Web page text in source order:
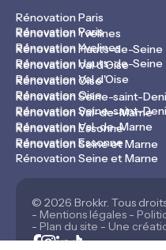
Rénovation Paris
Rénovation Paris
Rénovation Yvelines
Rénovation Yvelines
Rénovation Hauts-de-Seine
Rénovation Hauts-de-Seine
Rénovation Val d'Oise
Rénovation Val d'Oise
Rénovation Oise
Rénovation Oise
Rénovation Seine-saint-
Rénovation Seine-saint-
Rénovation Val-de-Marne
Rénovation Val-de-Marne
Rénovation Essonne
Rénovation Essonne
Rénovation Seine et Marne
Rénovation Seine et Marne
© 2026 Brokkr. Tous
- Mentions légales -
- Plan du site - Une